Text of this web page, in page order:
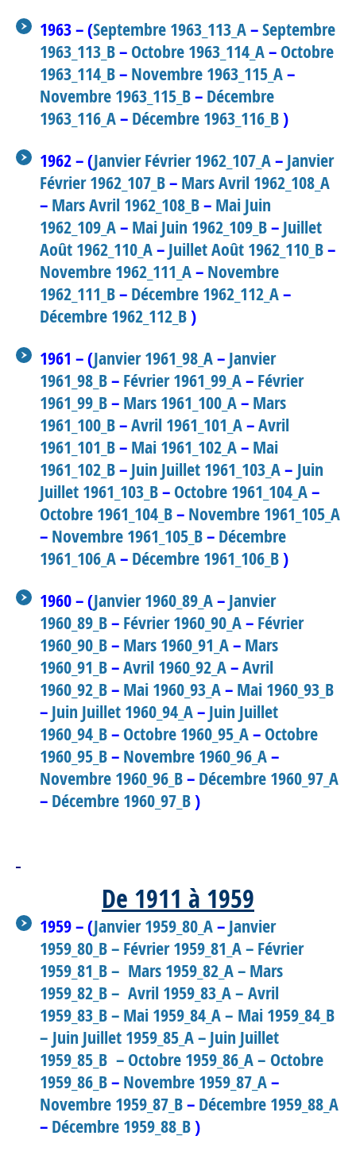
1963 – (Septembre 1963_113_A–Septembre
1963_113_B– Octobre 1963_114_A– Octobre
1963_114_B– Novembre 1963_115_A–
Novembre 1963_115_B– Décembre
1963_116_A– Décembre 1963_116_B)
1962 – (Janvier Février 1962_107_A– Janvier
Février 1962_107_B– Mars Avril 1962_108_A
– Mars Avril 1962_108_B– Mai Juin
1962_109_A– Mai Juin 1962_109_B– Juillet
Août 1962_110_A– Juillet Août 1962_110_B–
Novembre 1962_111_A– Novembre
1962_111_B– Décembre 1962_112_A–
Décembre 1962_112_B)
1961 – (Janvier 1961_98_A– Janvier
1961_98_B– Février 1961_99_A– Février
1961_99_B– Mars 1961_100_A– Mars
1961_100_B–Avril 1961_101_A–Avril
1961_101_B– Mai 1961_102_A– Mai
1961_102_B– Juin Juillet 1961_103_A– Juin
Juillet 1961_103_B– Octobre 1961_104_A–
Octobre 1961_104_B– Novembre 1961_105_A
– Novembre 1961_105_B– Décembre
1961_106_A– Décembre 1961_106_B)
1960 – (Janvier 1960_89_A– Janvier
1960_89_B– Février 1960_90_A– Février
1960_90_B– Mars 1960_91_A– Mars
1960_91_B–Avril 1960_92_A–Avril
1960_92_B– Mai 1960_93_A– Mai 1960_93_B
– Juin Juillet 1960_94_A– Juin Juillet
1960_94_B– Octobre 1960_95_A– Octobre
1960_95_B– Novembre 1960_96_A–
Novembre 1960_96_B– Décembre 1960_97_A
– Décembre 1960_97_B)
De 1911 à 1959
1959 – (Janvier 1959_80_A– Janvier
1959_80_B – Février 1959_81_A– Février
1959_81_B– Mars 1959_82_A – Mars
1959_82_B– Avril 1959_83_A– Avril
1959_83_B– Mai 1959_84_A – Mai 1959_84_B
– Juin Juillet 1959_85_A– Juin Juillet
1959_85_B – Octobre 1959_86_A – Octobre
1959_86_B– Novembre 1959_87_A–
Novembre 1959_87_B– Décembre 1959_88_A
– Décembre 1959_88_B)